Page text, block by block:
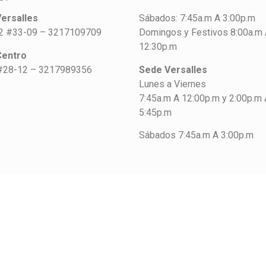
#33-09 – 3217109709
12 – 3217989356
Sábados: 7:45a.m A 3:00p.m
Domingos y Festivos 8:00a.m
12:30p.m
Sede Versalles
Lunes a Viernes
7:45a.m A 12:00p.m y 2:00p.m
5:45p.m
Sábados 7:45a.m A 3:00p.m